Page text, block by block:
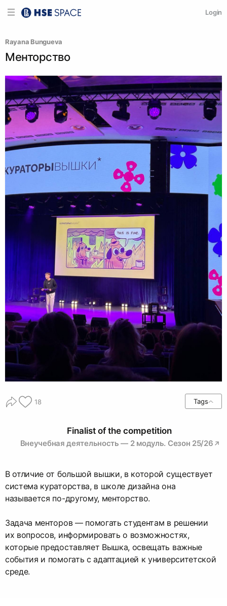
Login
Rayana Bungueva
Менторство
18 Tags
Finalist of the competition
Внеучебная деятельность — 2 модуль. Сезон 25/26
В отличие от большой вышки, в которой существует
система кураторства, в школе дизайна она
называется по-другому, менторство.
Задача менторов — помогать студентам в решении
их вопросов, информировать о возможностях,
которые предоставляет Вышка, освещать важные
события и помогать с адаптацией к университетской
среде.